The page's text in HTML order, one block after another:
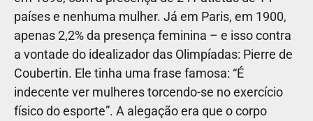
países e nenhuma mulher. Já em Paris, em 1900,
apenas 2,2% da presença feminina – e isso contra
a vontade do idealizador das Olimpíadas: Pierre de
Coubertin. Ele tinha uma frase famosa: “É
indecente ver mulheres torcendo-se no exercício
físico do esporte”. A alegação era que o corpo